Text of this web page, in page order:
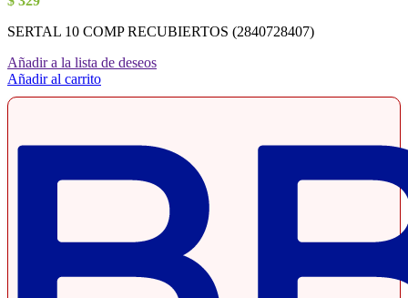
SERTAL 10 COMP RECUBIERTOS (2840728407)
Añadir a la lista de deseos
Añadir al carrito